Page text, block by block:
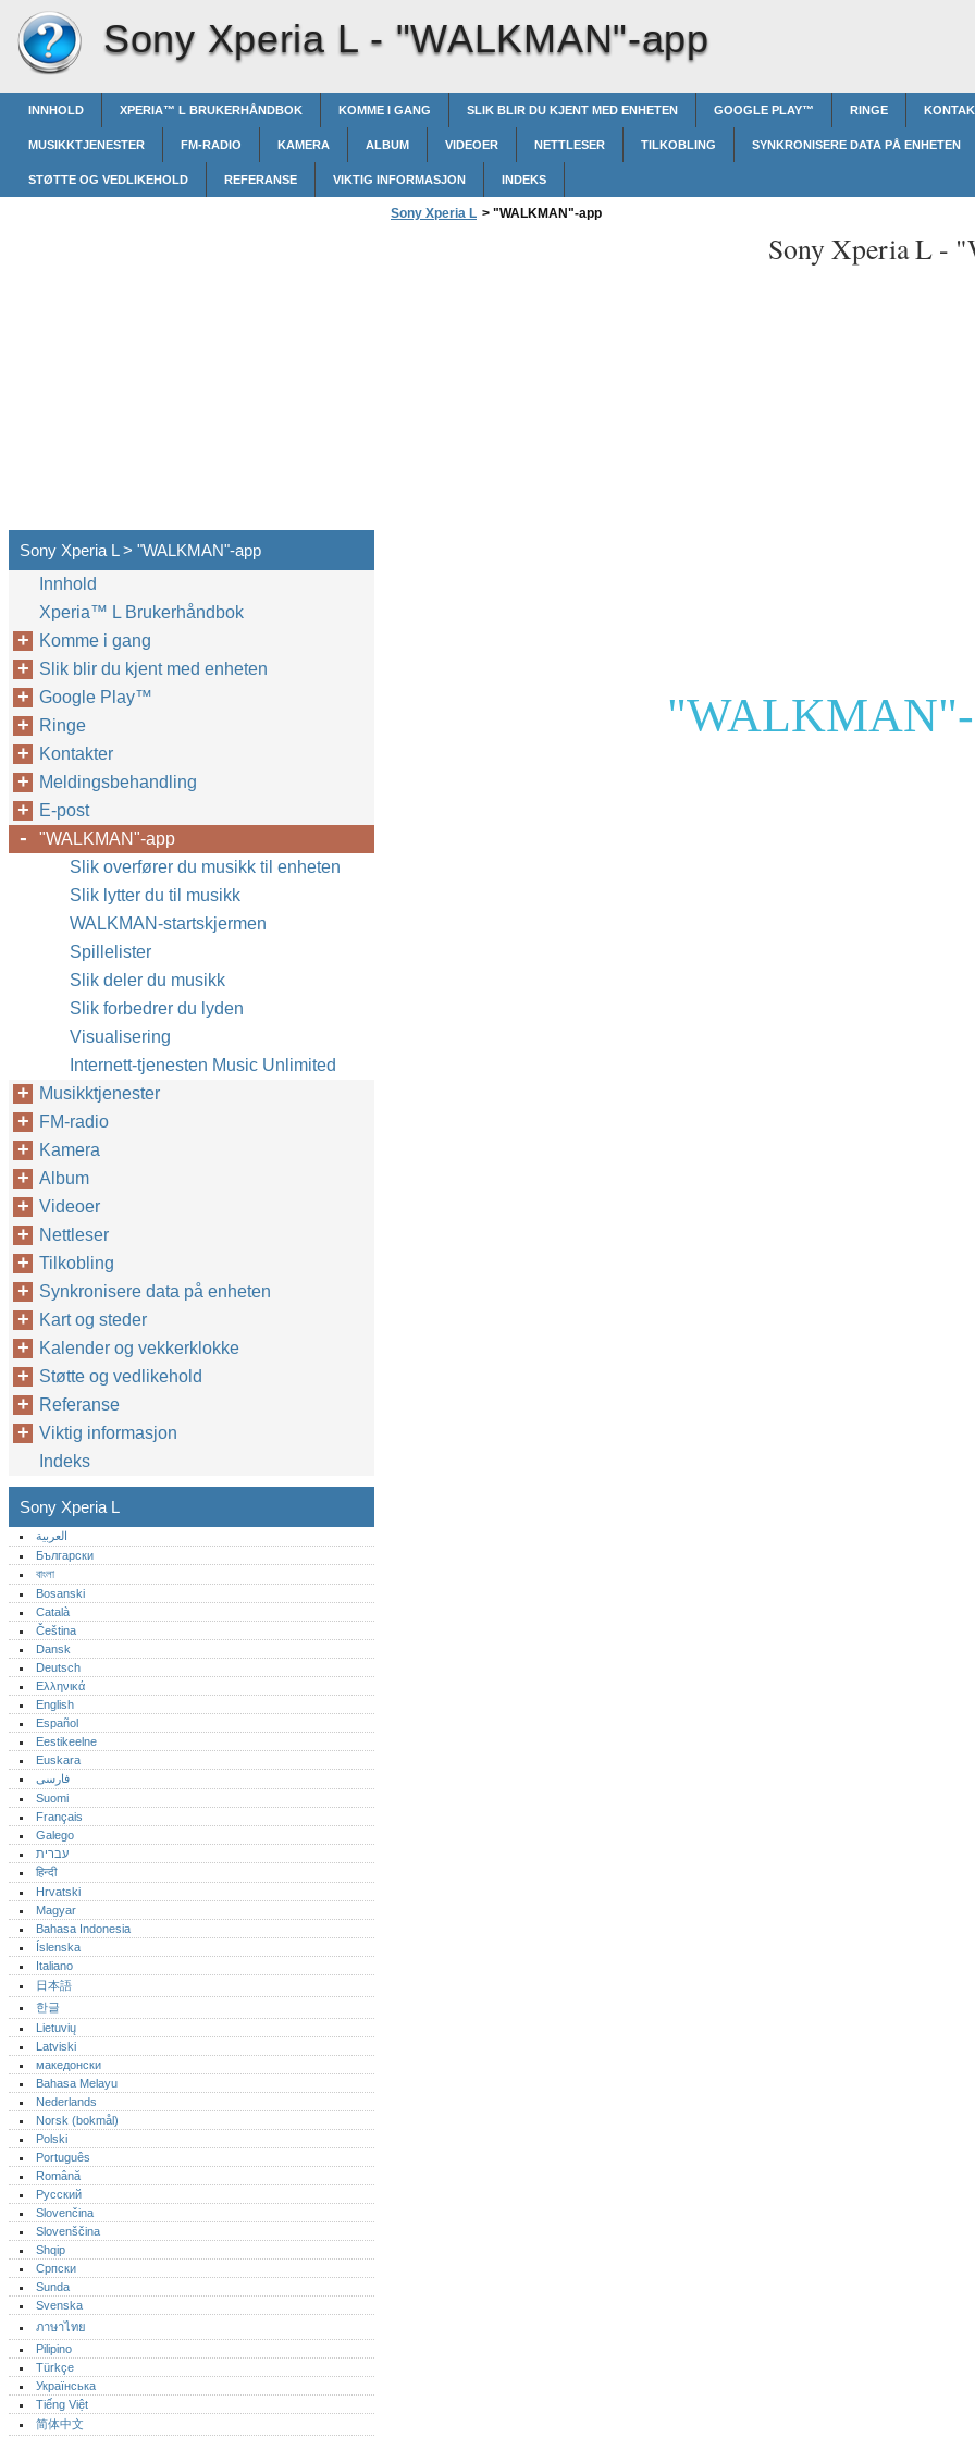
Sony Xperia L - "WALKMAN"-app
INNHOLD XPERIA™‎ L BRUKERHÅNDBOK KOMME I GANG SLIK BLIR DU KJENT MED ENHETEN GOOGLE PLAY™‎ RINGE
MUSIKKTJENESTER FM-RADIO KAMERA ALBUM VIDEOER NETTLESER TILKOBLING SYNKRONISERE DATA PÅ ENHETEN
STØTTE OG VEDLIKEHOLD REFERANSE VIKTIG INFORMASJON INDEKS
Sony Xperia L > "WALKMAN"-app
Sony Xperia L -
"WALKMAN"-
Sony Xperia L > "WALKMAN"-app
Innhold
Xperia™‎ L Brukerhåndbok
Komme i gang
Slik blir du kjent med enheten
Google Play™‎
Ringe
Kontakter
Meldingsbehandling
E-post
"WALKMAN"-app
Slik overfører du musikk til enheten
Slik lytter du til musikk
WALKMAN-startskjermen
Spillelister
Slik deler du musikk
Slik forbedrer du lyden
Visualisering
Internett-tjenesten Music Unlimited
Musikktjenester
FM-radio
Kamera
Album
Videoer
Nettleser
Tilkobling
Synkronisere data på enheten
Kart og steder
Kalender og vekkerklokke
Støtte og vedlikehold
Referanse
Viktig informasjon
Indeks
Sony Xperia L
العربية
Български
বাংলা
Bosanski
Català
Čeština
Dansk
Deutsch
Ελληνικά
English
Español
Eestikeelne
Euskara
فارسی
Suomi
Français
Galego
עברית
हिन्दी
Hrvatski
Magyar
Bahasa Indonesia
Íslenska
Italiano
日本語
한글
Lietuvių
Latviski
македонски
Bahasa Melayu
Nederlands
Norsk (bokmål)‎
Polski
Português‎
Română
Русский
Slovenčina
Slovenščina
Shqip
Српски
Sunda
Svenska
ภาษาไทย
Pilipino
Türkçe
Українська
Tiếng Việt
简体中文